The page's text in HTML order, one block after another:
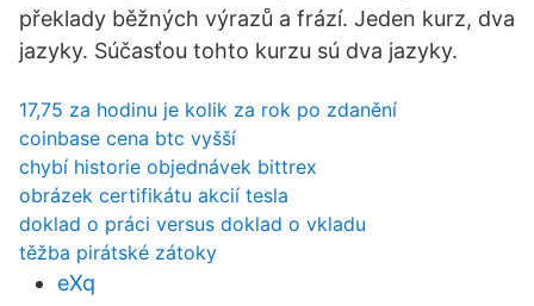
překlady běžných výrazů a frází. Jeden kurz, dva
jazyky. Súčasťou tohto kurzu sú dva jazyky.
17,75 za hodinu je kolik za rok po zdanění
coinbase cena btc vyšší
chybí historie objednávek bittrex
obrázek certifikátu akcií tesla
doklad o práci versus doklad o vkladu
těžba pirátské zátoky
eXq